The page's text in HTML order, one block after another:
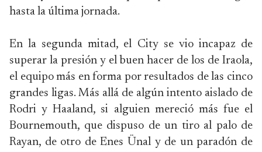
hasta la última jornada.
En la segunda mitad, el City se vio incapaz de
superar la presión y el buen hacer de los de Iraola,
el equipo más en forma por resultados de las cinco
grandes ligas. Más allá de algún intento aislado de
Rodri y Haaland, si alguien mereció más fue el
Bournemouth, que dispuso de un tiro al palo de
Rayan, de otro de Enes Ünal y de un paradón de